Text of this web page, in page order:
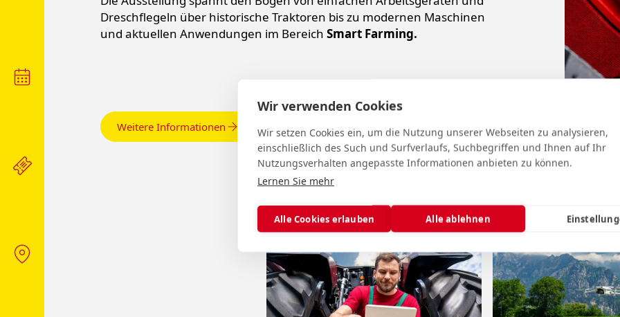
Dreschflegeln über historische Traktoren bis zu modernen Maschinen
und aktuellen Anwendungen im Bereich Smart Farming.
Weitere Informationen
Wir verwenden Cookies
Wir setzen Cookies ein, um die Nutzung unserer Webseiten zu analysieren,
einschließlich des Such und Surfverlaufs, Suchbegriffen und Ihnen auf Ihr
Nutzungsverhalten angepasste Informationen anbieten zu können.
Lernen Sie mehr
Alle Cookies erlauben Alle ablehnen